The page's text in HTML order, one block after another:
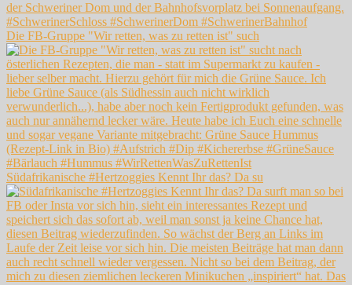
Die FB-Gruppe "Wir retten, was zu retten ist" such
Südafrikanische #Hertzoggies Kennt Ihr das? Da su